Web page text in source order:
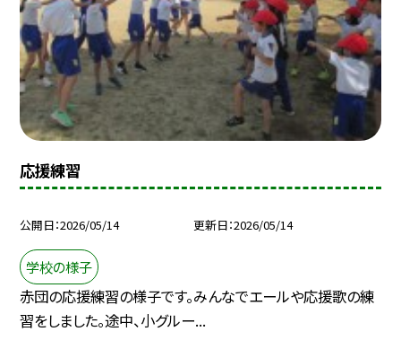
応援練習
公開日 2026/05/14 更新日 2026/05/14
学校の様子
赤団の応援練習の様子です。みんなでエールや応援歌の練
習をしました。途中、小グルー...